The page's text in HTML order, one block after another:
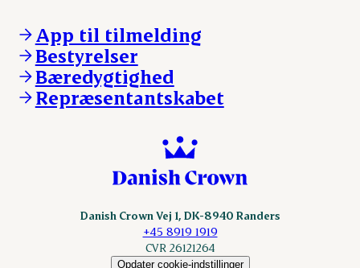
Nyheder
Login
Kontakt os
Notering
Nyheder
Login
App til tilmelding
Bestyrelser
Bæredygtighed
Repræsentantskabet
Danish Crown Vej 1, DK-8940 Randers
+45 8919 1919
CVR 26121264
Opdater cookie-indstillinger